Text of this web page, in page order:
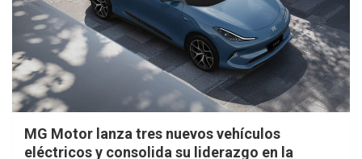
MG Motor lanza tres nuevos vehículos
eléctricos y consolida su liderazgo en la